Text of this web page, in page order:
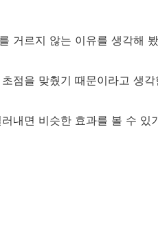
거르지 않는 이유를 생각해
점을 맞췄기 때문이라고 생각
내면 비슷한 효과를 볼 수 있